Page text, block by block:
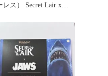
レス） Secret Lair x